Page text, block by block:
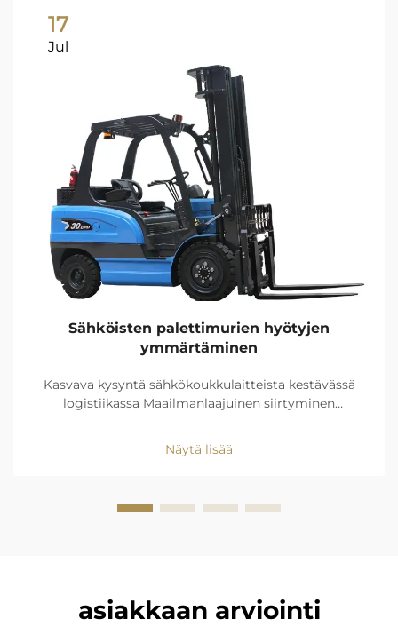
17
Jul
Sähköisten palettimurien hyötyjen
ymmärtäminen
Kasvava kysyntä sähkökoukkulaitteista kestävässä
logistiikassa Maailmanlaajuinen siirtyminen
nopeampaan sähkökoukkulaitteiden myyntiin
verrattuna ICE:hen vuoteen 2030: Fairfieldin
Näytä lisää
asiakkaan arviointi